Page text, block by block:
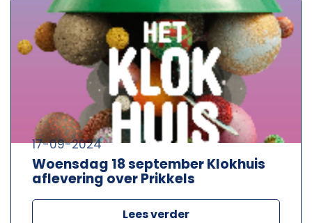
Woensdag 18 september Klokhuis
aflevering over Prikkels
17-09-2024
Lees verder